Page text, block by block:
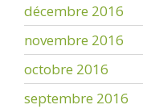
décembre 2016
novembre 2016
octobre 2016
septembre 2016